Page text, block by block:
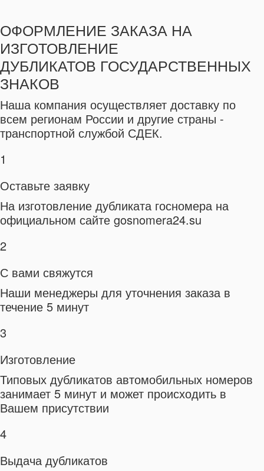
ОФОРМЛЕНИЕ ЗАКАЗА НА
ИЗГОТОВЛЕНИЕ
ДУБЛИКАТОВ ГОСУДАРСТВЕННЫХ
ЗНАКОВ
Наша компания осуществляет доставку по
всем регионам России и другие страны -
транспортной службой СДЕК.
1
Оставьте заявку
На изготовление дубликата госномера на
официальном сайте gosnomera24.su
2
С вами свяжутся
Наши менеджеры для уточнения заказа в
течение 5 минут
3
Изготовление
Типовых дубликатов автомобильных номеров
занимает 5 минут и может происходить в
Вашем присутствии
4
Выдача дубликатов